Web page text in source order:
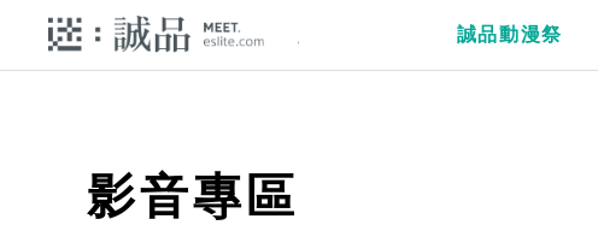
誠品動漫祭
影音專區